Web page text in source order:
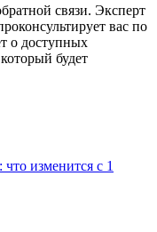
связи. Эксперт
вас по
о доступных
будет
изменится с 1